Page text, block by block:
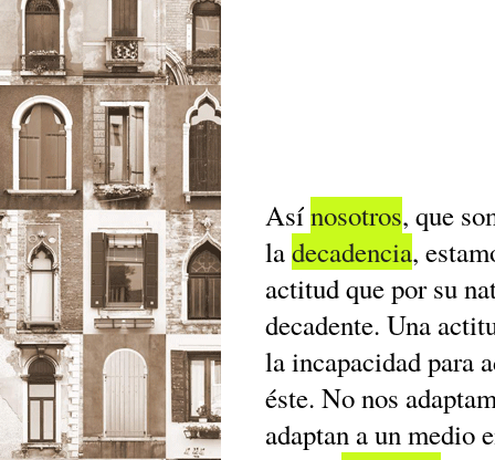
Asínosotros, que
ladecadencia,
actitud que por su
decadente. Una
la incapacidad para
éste. No nos
adaptan a un medio